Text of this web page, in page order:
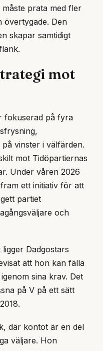
prata med fler
övertygade. Den
skapar samtidigt
mot
fokuserad på fyra
vinster i välfärden.
mot Tidöpartiernas
Under våren 2026
ett initiativ för att
partiet
och
Dadgostars
att hon kan fälla
sina krav. Det
på V på ett sätt
där kontot är en del
väljare. Hon